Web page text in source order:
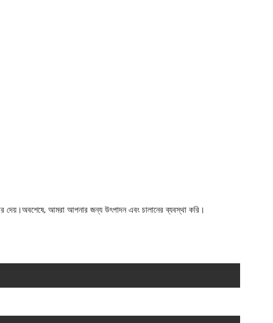
আমরা আপনার জন্য উৎপাদন এবং চালানের ব্যবস্থা করি।